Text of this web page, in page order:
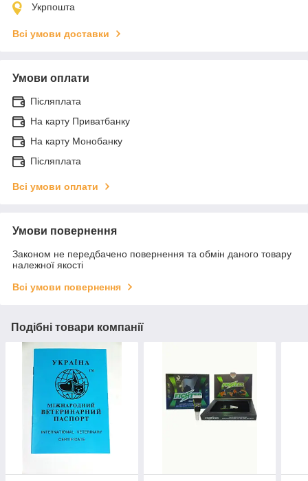
Укрпошта
Всі умови доставки
Умови оплати
Післяплата
На карту Приватбанку
На карту Монобанку
Післяплата
Всі умови оплати
Умови повернення
Законом не передбачено повернення та обмін даного товару
належної якості
Всі умови повернення
Подібні товари компанії